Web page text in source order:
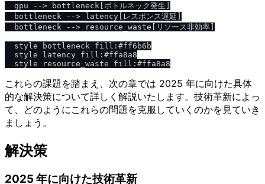
  gpu --> bottleneck[ボトルネック発生]
  bottleneck --> latency[レスポンス遅延]
  bottleneck --> resource_waste[リソース非効率]
  style bottleneck fill:#ff6b6b
  style latency fill:#ffa8a8
これらの課題を踏まえ、次の章では 2025 年に向けた具体
的な解決策について詳しく解説いたします。技術革新によっ
て、どのようにこれらの問題を克服していくのかを見ていき
ましょう。
解決策
2025 年に向けた技術革新